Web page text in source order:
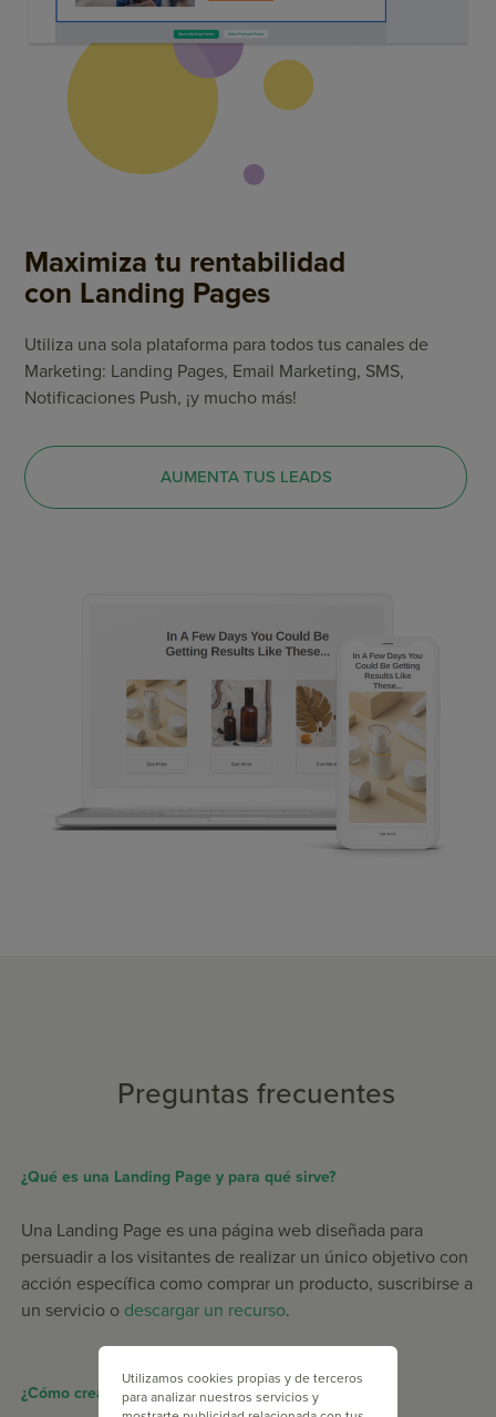
Maximiza tu rentabilidad
con Landing Pages
Utiliza una sola plataforma para todos tus canales de
Marketing: Landing Pages, Email Marketing, SMS,
Notificaciones Push, ¡y mucho más!
AUMENTA TUS LEADS
Preguntas frecuentes
¿Qué es una Landing Page y para qué sirve?
Una Landing Page es una página web diseñada para
persuadir a los visitantes de realizar un único objetivo con
acción específica como comprar un producto, suscribirse a
un servicio o descargar un recurso.
¿Cómo crear una Landing Page con Doppler?
Utilizamos cookies propias y de terceros
para analizar nuestros servicios y